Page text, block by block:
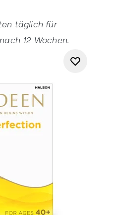
täglich für
12 Wochen.